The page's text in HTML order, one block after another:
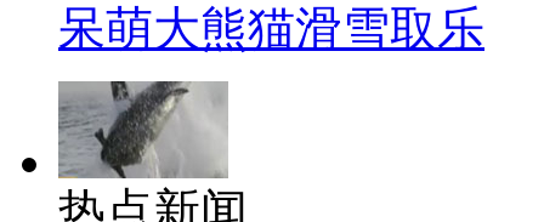
呆萌大熊猫滑雪取乐
热点新闻